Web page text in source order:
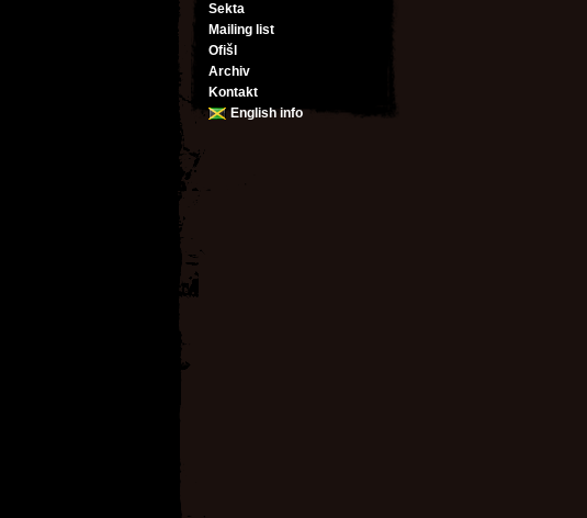
Sekta
Mailing list
Ofišl
Archiv
Kontakt
English info